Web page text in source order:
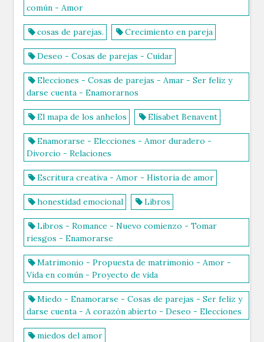
común - Amor
cosas de parejas. Crecimiento en pareja
Deseo - Cosas de parejas - Cuidar
Elecciones - Cosas de parejas - Amar - Ser feliz y
darse cuenta - Enamorarnos
El mapa de los anhelos Elísabet Benavent
Enamorarse - Elecciones - Amor duradero -
Divorcio - Relaciones
Escritura creativa - Amor - Historia de amor
honestidad emocional Libros
Libros - Romance - Nuevo comienzo - Tomar
riesgos - Enamorarse
Matrimonio - Propuesta de matrimonio - Amor -
Vida en común - Proyecto de vida
Miedo - Enamorarse - Cosas de parejas - Ser feliz y
darse cuenta - A corazón abierto - Deseo - Elecciones
miedos del amor